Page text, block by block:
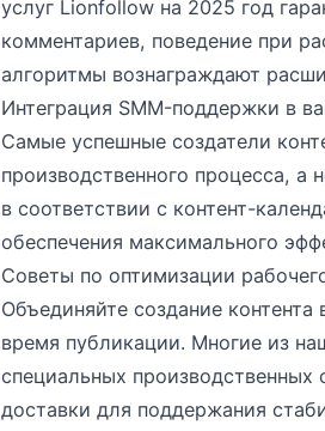
услуг Lionfollow на 2025 год
комментариев, поведение при
алгоритмы вознаграждают
Интеграция SMM-поддержки в
Самые успешные создатели
производственного процесса, а
в соответствии с контент-
обеспечения максимального
Советы по оптимизации
Объединяйте создание
время публикации. Многие из
специальных производственных
доставки для поддержания